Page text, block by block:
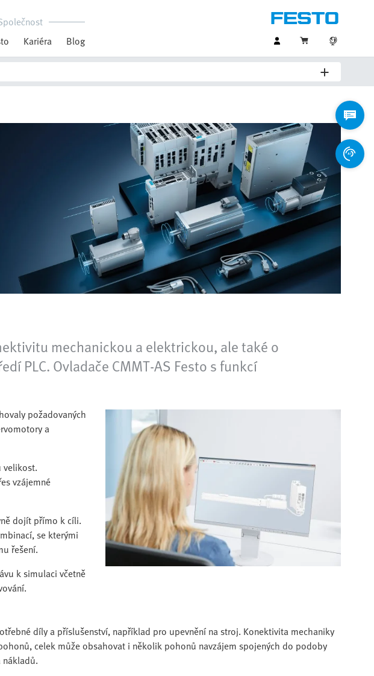
Kariéra Blog
mechanickou a elektrickou, ale také o
PLC. Ovladače CMMT-AS Festo s funkcí
požadovaných
a
velikost.
vzájemné
dojít přímo k cíli.
se kterými
řešení.
k simulaci včetně
díly a příslušenství, například pro upevnění na stroj. Konektivita mechaniky
celek může obsahovat i několik pohonů navzájem spojených do podoby